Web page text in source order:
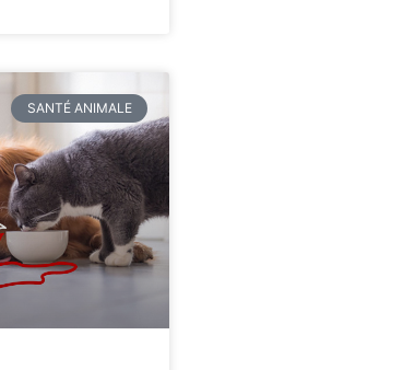
SANTÉ ANIMALE